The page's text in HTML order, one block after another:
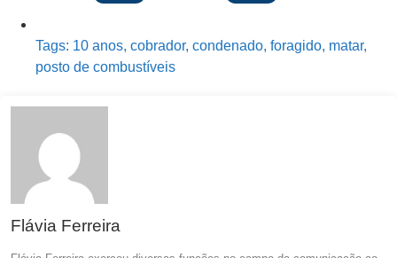
Tags: 10 anos, cobrador, condenado, foragido, matar,
posto de combustíveis
Flávia Ferreira